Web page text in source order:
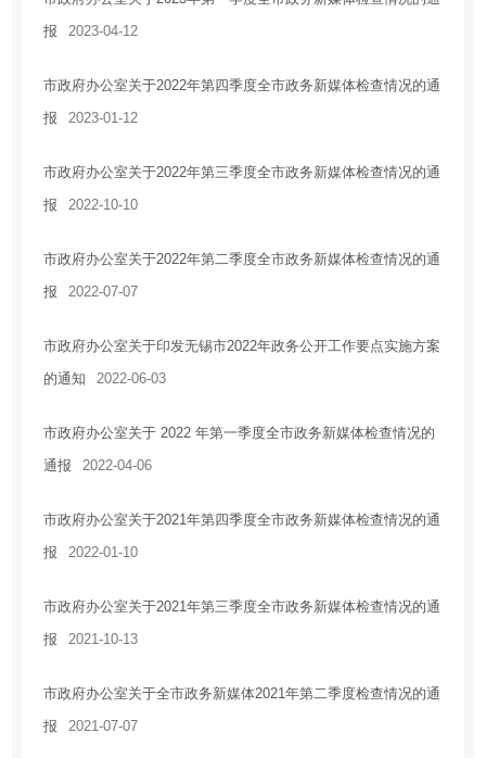
报
2023-04-12
市政府办公室关于2022年第四季度全市政务新媒体检查情况的通
报
2023-01-12
市政府办公室关于2022年第三季度全市政务新媒体检查情况的通
报
2022-10-10
市政府办公室关于2022年第二季度全市政务新媒体检查情况的通
报
2022-07-07
市政府办公室关于印发无锡市2022年政务公开工作要点实施方案
的通知
2022-06-03
市政府办公室关于 2022 年第一季度全市政务新媒体检查情况的
通报
2022-04-06
市政府办公室关于2021年第四季度全市政务新媒体检查情况的通
报
2022-01-10
市政府办公室关于2021年第三季度全市政务新媒体检查情况的通
报
2021-10-13
市政府办公室关于全市政务新媒体2021年第二季度检查情况的通
报
2021-07-07